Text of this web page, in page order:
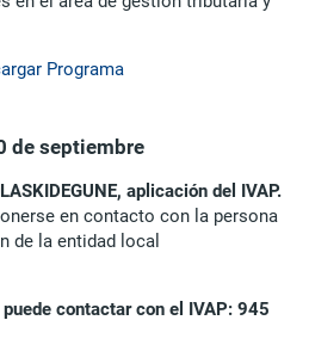
Programa
de septiembre
aplicación del IVAP.
en contacto con la persona
de la entidad local
contactar con el IVAP: 945